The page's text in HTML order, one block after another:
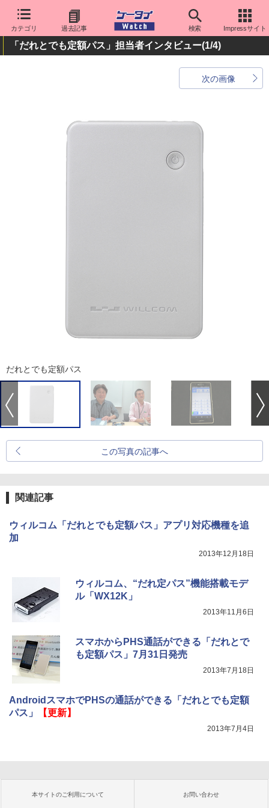
カテゴリ 過去記事 検索 Impressサイト
「だれとでも定額パス」担当者インタビュー(1/4)
次の画像
だれとでも定額パス
この写真の記事へ
関連記事
ウィルコム「だれとでも定額パス」アプリ対応機種を追
加
2013年12月18日
ウィルコム、“だれ定パス”機能搭載モデ
ル「WX12K」
2013年11月6日
スマホからPHS通話ができる「だれとで
も定額パス」7月31日発売
2013年7月18日
AndroidスマホでPHSの通話ができる「だれとでも定額
パス」
【更新】
2013年7月4日
本サイトのご利用について お問い合わせ